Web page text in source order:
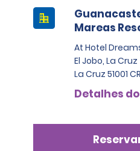
Mareas
At Hotel
El Jobo, La Cruz
La Cruz 51001 CR
Detalhes